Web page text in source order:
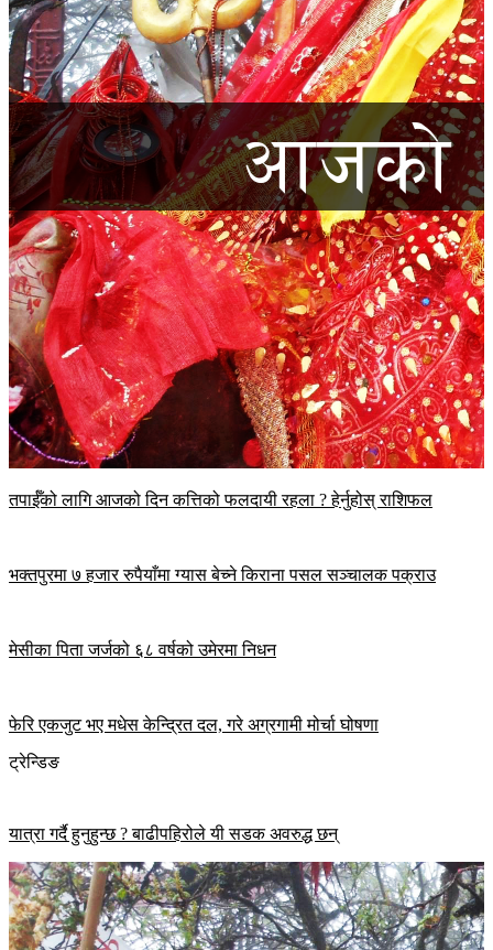
तपाईँको लागि आजको दिन कत्तिको फलदायी रहला ? हेर्नुहोस् राशिफल
भक्तपुरमा ७ हजार रुपैयाँमा ग्यास बेच्ने किराना पसल सञ्चालक पक्राउ
मेसीका पिता जर्जको ६८ वर्षको उमेरमा निधन
फेरि एकजुट भए मधेस केन्द्रित दल, गरे अग्रगामी मोर्चा घोषणा
ट्रेन्डिङ
यात्रा गर्दै हुनुहुन्छ ? बाढीपहिरोले यी सडक अवरुद्ध छन्